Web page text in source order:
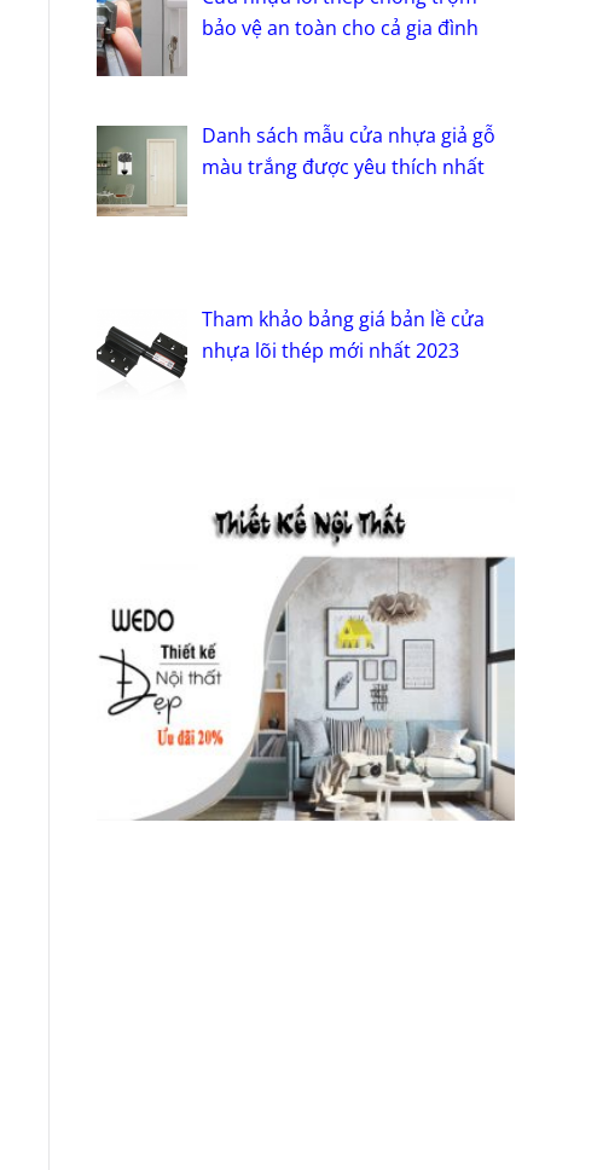
bảo vệ an toàn cho cả gia đình
Danh sách mẫu cửa nhựa giả gỗ
màu trắng được yêu thích nhất
Tham khảo bảng giá bản lề cửa
nhựa lõi thép mới nhất 2023